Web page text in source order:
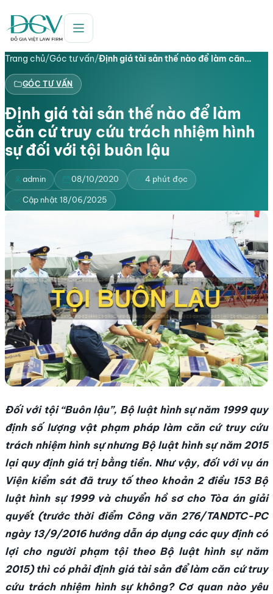
Trang chủ/Góc tư vấn/Định giá tài sản thế nào để làm căn…
GÓC TƯ VẤN
Định giá tài sản thế nào để làm
căn cứ truy cứu trách nhiệm hình
sự đối với tội buôn lậu
admin 08/10/2020 4 phút đọc
Cập nhật 18/06/2025
Đối với tội “Buôn lậu”, Bộ luật hình sựnăm 1999 quy
định số lượng vật phạm pháp làm căn cứ truy cứu
trách nhiệm hình sự nhưng Bộ luật hình sựnăm 2015
lại quy định giá trị bằng tiền. Như vậy, đối với vụ án
Viện kiểm sát đã truy tố theo khoản 2 điều 153 Bộ
luật hình sự1999 và chuyển hồ sơ cho Tòa án giải
quyết (trước thời điểm Công văn 276/TANDTC-PC
ngày 13/9/2016 hướng dẫn áp dụng các quy định có
lợi cho người phạm tội theo Bộ luật hình sựnăm
2015) thì có phải định giá tài sản để làm căn cứ truy
cứu trách nhiệm hình sự không? Cơ quan nào yêu